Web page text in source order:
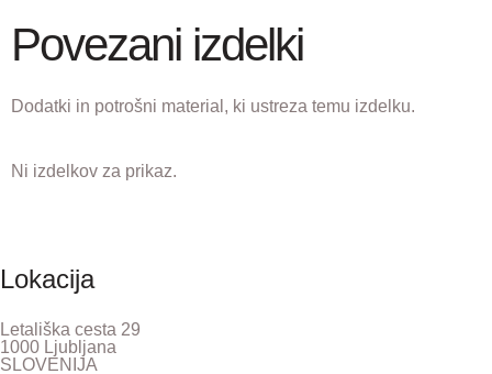
Povezani izdelki
Dodatki in potrošni material, ki ustreza temu izdelku.
Ni izdelkov za prikaz.
Lokacija
Letališka cesta 29
1000 Ljubljana
SLOVENIJA